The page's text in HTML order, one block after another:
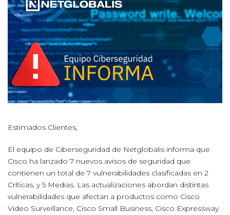
Estimados Clientes,
El equipo de Ciberseguridad de Netglobalis informa que
Cisco ha lanzado 7 nuevos avisos de seguridad que
contienen un total de 7 vulnerabilidades clasificadas en 2
Críticas, y 5 Medias. Las actualizaciones abordan distintas
vulnerabilidades que afectan a productos como Cisco
Video Surveillance, Cisco Small Business, Cisco Expressway